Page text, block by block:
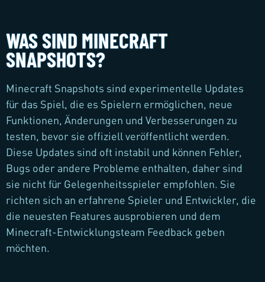
WAS SIND MINECRAFT
SNAPSHOTS?
Minecraft Snapshots sind experimentelle Updates
für das Spiel, die es Spielern ermöglichen, neue
Funktionen, Änderungen und Verbesserungen zu
testen, bevor sie offiziell veröffentlicht werden.
Diese Updates sind oft instabil und können Fehler,
Bugs oder andere Probleme enthalten, daher sind
sie nicht für Gelegenheitsspieler empfohlen. Sie
richten sich an erfahrene Spieler und Entwickler, die
die neuesten Features ausprobieren und dem
Minecraft-Entwicklungsteam Feedback geben
möchten.